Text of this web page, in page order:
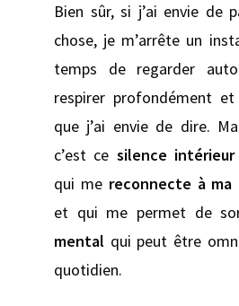
Bien sûr, si j’ai envie de
chose, je m’arrête un
temps de regarder
respirer profondément
que j’ai envie de dire.
c’est ce silence intérieur
qui me reconnecte à ma
et qui me permet de
mental qui peut être
quotidien.